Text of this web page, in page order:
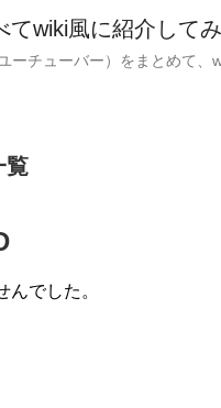
wiki風に紹介してみ
ーチューバー）をまとめて、
覧
んでした。